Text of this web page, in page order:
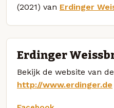
(2021) van Erdinger
Erdinger
Bekijk de website van
http://www.erdinger.de